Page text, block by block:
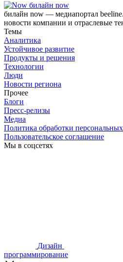
билайн now
билайн now — медиапортал
новости компании и отраслевые
Темы
Аналитика
Устойчивое развитие
Продукты и решения
Технологии
Люди
Новости региона
Прочее
Блоги
Пресс-релизы
Медиа
Политика обработки
Пользовательское соглашение
Мы в соцсетях
Дизайн
программирование